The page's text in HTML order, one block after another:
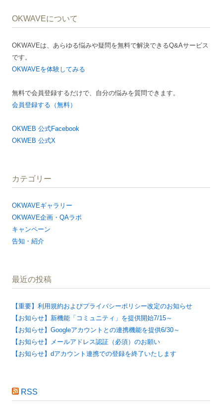
ゲ
シ
ョ
OKWAVEについて
OKWAVEは、あらゆる悩みや疑問を無料で解決できるQ&Aサービス
です。
OKWAVEを体験してみる
無料で会員登録するだけで、自分の悩みを質問できます。
会員登録する（無料）
OKWEB 公式Facebook
OKWEB 公式X
カテゴリー
OKWAVEギャラリー
OKWAVE企画・QAラボ
キャンペーン
告知・紹介
最近の投稿
【重要】利用規約およびプライバシーポリシー改定のお知らせ
【お知らせ】新機能「コミュニティ」を提供開始7/15～
【お知らせ】Googleアカウントとの連携機能を提供6/30～
【お知らせ】メールアドレス認証（必須）のお願い
【お知らせ】dアカウント連携での登録を終了いたします
RSS